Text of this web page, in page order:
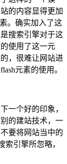
的内容显得更加
。确实加入了这
搜索引擎对于这
使用了这一元
，很难让网站进
元素的使用。
一个好的印象，
的建站技术，一
要将网站当中的
索引擎所忽略，